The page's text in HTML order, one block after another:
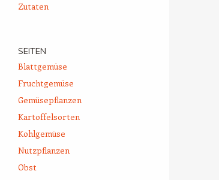
Zutaten
SEITEN
Blattgemüse
Fruchtgemüse
Gemüsepflanzen
Kartoffelsorten
Kohlgemüse
Nutzpflanzen
Obst